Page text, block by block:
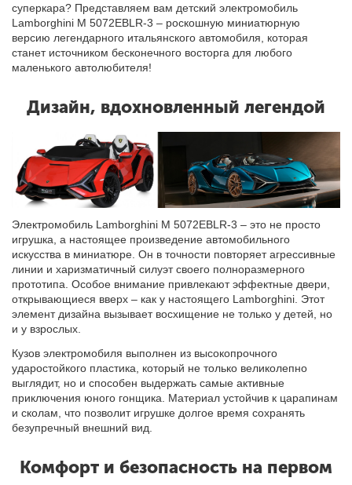
суперкара? Представляем вам детский электромобиль
Lamborghini M 5072EBLR-3 – роскошную миниатюрную
версию легендарного итальянского автомобиля, которая
станет источником бесконечного восторга для любого
маленького автолюбителя!
Дизайн, вдохновленный легендой
Электромобиль Lamborghini M 5072EBLR-3 – это не просто
игрушка, а настоящее произведение автомобильного
искусства в миниатюре. Он в точности повторяет агрессивные
линии и харизматичный силуэт своего полноразмерного
прототипа. Особое внимание привлекают эффектные двери,
открывающиеся вверх – как у настоящего Lamborghini. Этот
элемент дизайна вызывает восхищение не только у детей, но
и у взрослых.
Кузов электромобиля выполнен из высокопрочного
ударостойкого пластика, который не только великолепно
выглядит, но и способен выдержать самые активные
приключения юного гонщика. Материал устойчив к царапинам
и сколам, что позволит игрушке долгое время сохранять
безупречный внешний вид.
Комфорт и безопасность на первом